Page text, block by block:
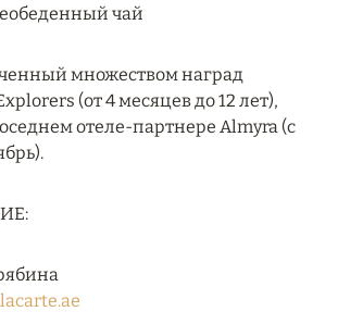
LES NEIGES
LES NEIGES
чай
множеством наград
(от 4 месяцев до 12 лет),
отеле-партнере Almyra (с